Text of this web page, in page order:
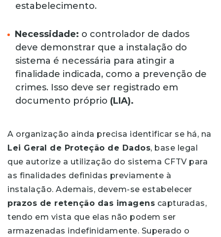
estabelecimento.
Necessidade: o controlador de dados
deve demonstrar que a instalação do
sistema é necessária para atingir a
finalidade indicada, como a prevenção de
crimes. Isso deve ser registrado em
documento próprio (LIA).
A organização ainda precisa identificar se há, na
Lei Geral de Proteção de Dados, base legal
que autorize a utilização do sistema CFTV para
as finalidades definidas previamente à
instalação. Ademais, devem-se estabelecer
prazos de retenção das imagens capturadas,
tendo em vista que elas não podem ser
armazenadas indefinidamente. Superado o